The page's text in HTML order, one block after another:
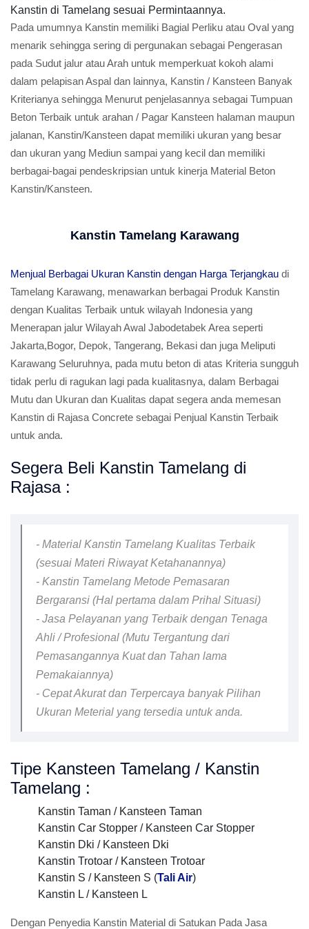
Kanstin di Tamelang sesuai Permintaannya.
Pada umumnya Kanstin memiliki Bagial Perliku atau Oval yang
menarik sehingga sering di pergunakan sebagai Pengerasan
pada Sudut jalur atau Arah untuk memperkuat kokoh alami
dalam pelapisan Aspal dan lainnya, Kanstin / Kansteen Banyak
Kriterianya sehingga Menurut penjelasannya sebagai Tumpuan
Beton Terbaik untuk arahan / Pagar Kansteen halaman maupun
jalanan, Kanstin/Kansteen dapat memiliki ukuran yang besar
dan ukuran yang Mediun sampai yang kecil dan memiliki
berbagai-bagai pendeskripsian untuk kinerja Material Beton
Kanstin/Kansteen.
Kanstin Tamelang Karawang
Menjual Berbagai Ukuran Kanstin dengan Harga Terjangkau di
Tamelang Karawang, menawarkan berbagai Produk Kanstin
dengan Kualitas Terbaik untuk wilayah Indonesia yang
Menerapan jalur Wilayah Awal Jabodetabek Area seperti
Jakarta,Bogor, Depok, Tangerang, Bekasi dan juga Meliputi
Karawang Seluruhnya, pada mutu beton di atas Kriteria sungguh
tidak perlu di ragukan lagi pada kualitasnya, dalam Berbagai
Mutu dan Ukuran dan Kualitas dapat segera anda memesan
Kanstin di Rajasa Concrete sebagai Penjual Kanstin Terbaik
untuk anda.
Segera Beli Kanstin Tamelang di
Rajasa :
- Material Kanstin Tamelang Kualitas Terbaik
(sesuai Materi Riwayat Ketahanannya)
- Kanstin Tamelang Metode Pemasaran
Bergaransi (Hal pertama dalam Prihal Situasi)
- Jasa Pelayanan yang Terbaik dengan Tenaga
Ahli / Profesional (Mutu Tergantung dari
Pemasangannya Kuat dan Tahan lama
Pemakaiannya)
- Cepat Akurat dan Terpercaya banyak Pilihan
Ukuran Meterial yang tersedia untuk anda.
Tipe Kansteen Tamelang / Kanstin
Tamelang :
Kanstin Taman / Kansteen Taman
Kanstin Car Stopper / Kansteen Car Stopper
Kanstin Dki / Kansteen Dki
Kanstin Trotoar / Kansteen Trotoar
Kanstin S / Kansteen S (Tali Air)
Kanstin L / Kansteen L
Dengan Penyedia Kanstin Material di Satukan Pada Jasa